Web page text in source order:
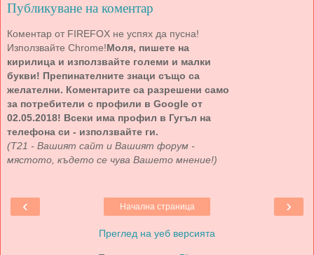
Публикуване на коментар
Коментар от FIREFOX не успях да пусна!
Използвайте Chrome!Моля, пишете на
кирилица и използвайте големи и малки
букви! Препинателните знаци също са
желателни. Коментарите са разрешени само
за потребители с профили в Google от
02.05.2018! Всеки има профил в Гугъл на
телефона си - използвайте ги.
(Т21 - Вашият сайт и Вашият форум -
мястото, където се чува Вашето мнение!)
‹ ›
Начална страница
Преглед на уеб версията